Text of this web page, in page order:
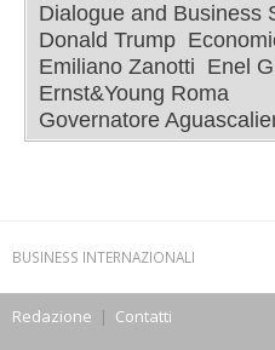
Dialogue and Business
Donald Trump
Emiliano Zanotti Enel
Ernst&Young Roma
Governatore
BUSINESS INTERNAZIONALI
Redazione | Contatti